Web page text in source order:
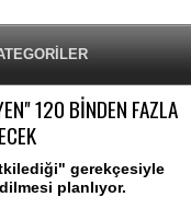
120 BİNDEN FAZLA
gerekçesiyle
planlıyor.